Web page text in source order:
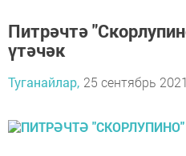
Питрәчтә
үтәчәк
Туганайлар, 25 сентябрь